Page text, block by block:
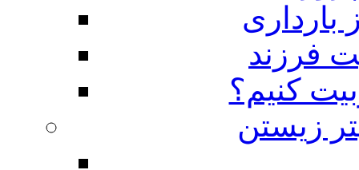
بارداری
فرزند
کنیم؟
زیستن